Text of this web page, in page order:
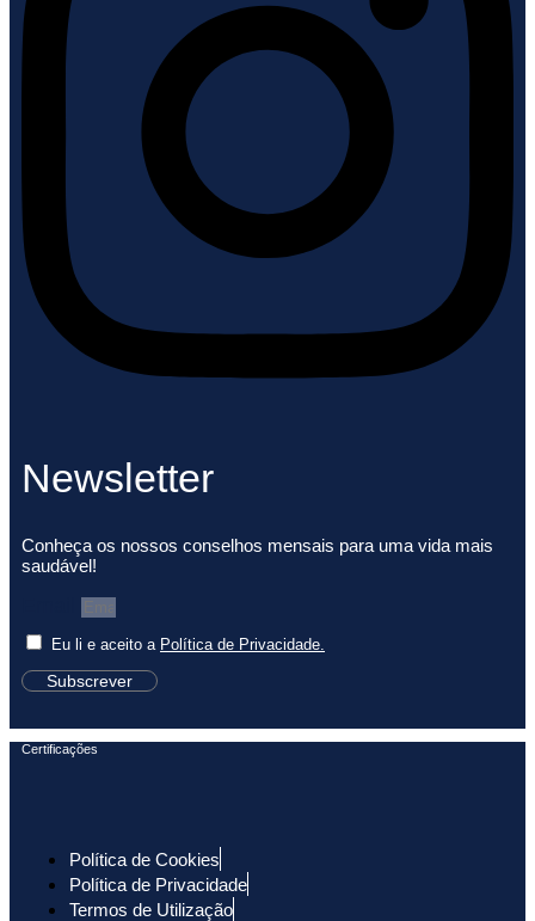
Newsletter
Conheça os nossos conselhos mensais para uma vida mais
saudável!
Eu li e aceito a Política de Privacidade.
Subscrever
Certificações
Política de Cookies
Política de Privacidade
Termos de Utilização